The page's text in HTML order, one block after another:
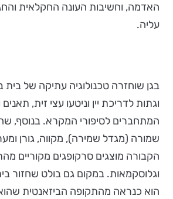
האדמה, וחשיבות העונה החקלאית
עליה.
בגן שוחזרה טכנולוגיה עתיקה של בית
וגתות לדריכת יין וניטעו עצי זית,
המתחברים לסיפורי המקרא. בנוסף,
שמורה (מגדל שמירה), מקווה, גורן
הקבורה מוצגים סרקופגים מקוריים
וגלוסקמאות. במקום גם בולט שחזור
הוא כנראה מהתקופה הביזאנטית